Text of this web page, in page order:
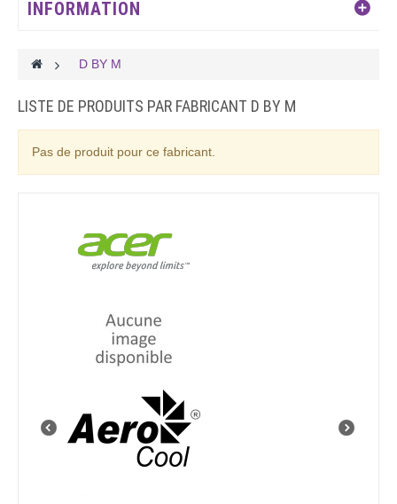
INFORMATION
> D BY M
LISTE DE PRODUITS PAR FABRICANT D BY M
Pas de produit pour ce fabricant.